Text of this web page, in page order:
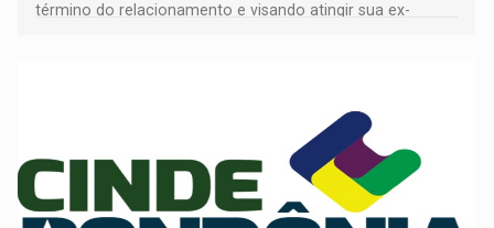
término do relacionamento e visando atingir sua ex-